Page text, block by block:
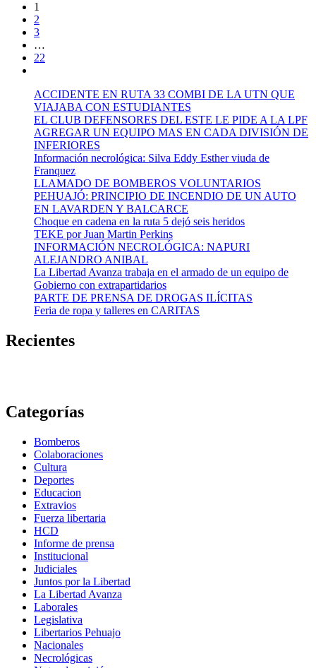
1
2
3
…
22
ACCIDENTE EN RUTA 33 COMBI DE LA UTN QUE
VIAJABA CON ESTUDIANTES
EL CLUB DEFENSORES DEL ESTE LE PIDE A LA LPF
AGREGAR UN EQUIPO MAS EN CADA DIVISIÓN DE
INFERIORES
Información necrológica: Silva Eddy Esther viuda de
Franquez
LLAMADO DE BOMBEROS VOLUNTARIOS
PEHUAJÓ: PRINCIPIO DE INCENDIO DE UN AUTO
EN LAVARDEN Y BALCARCE
Choque en cadena en la ruta 5 dejó seis heridos
TEKE por Juan Martin Perkins
INFORMACIÓN NECROLÓGICA: NAPURI
ALEJANDRO ANIBAL
La Libertad Avanza trabaja en el armado de un equipo de
Gobierno con extrapartidarios
PARTE DE PRENSA DE DROGAS ILÍCITAS
Feria de ropa y talleres en CARITAS
Recientes
Categorías
Bomberos
Colaboraciones
Cultura
Deportes
Educacion
Extravios
Fuerza libertaria
HCD
Informe de prensa
Institucional
Judiciales
Juntos por la Libertad
La Libertad Avanza
Laborales
Legislativa
Libertarios Pehuajo
Nacionales
Necrológicas